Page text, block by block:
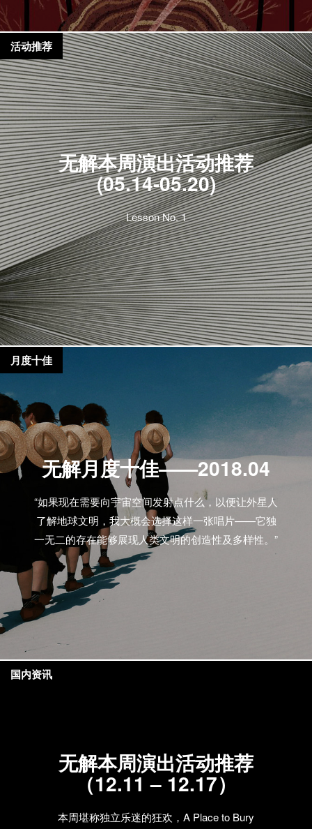
无解本周演出活动推荐
(05.14-05.20)
Lesson No. 1
活动推荐
无解月度十佳——2018.04
“如果现在需要向宇宙空间发射点什么，以便让外星人
了解地球文明，我大概会选择这样一张唱片——它独
一无二的存在能够展现人类文明的创造性及多样性。”
月度十佳
无解本周演出活动推荐
（12.11 – 12.17）
本周堪称独立乐迷的狂欢，A Place to Bury
国内资讯